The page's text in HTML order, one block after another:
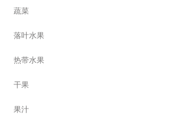
蔬菜
落叶水果
热带水果
干果
果汁